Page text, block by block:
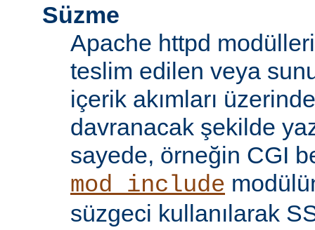
Süzme
Apache httpd
teslim edilen veya
içerik akımları
davranacak şekilde
sayede, örneğin CGI
mod_include
süzgeci kullanılarak